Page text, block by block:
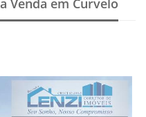
Venda em Curvelo